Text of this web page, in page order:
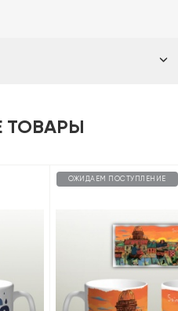
ТОВАРЫ
ОЖИДАЕМ ПОСТУПЛЕНИЕ